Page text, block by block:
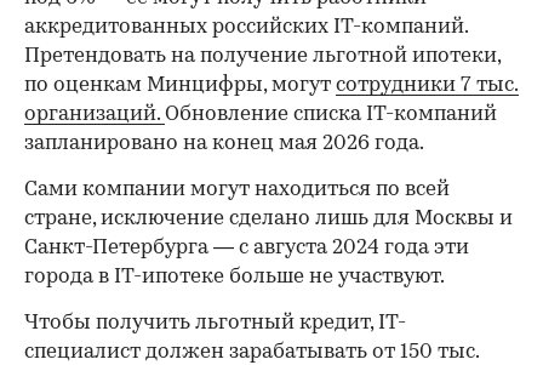
аккредитованных российских IT-компаний.
Претендовать на получение льготной ипотеки,
по оценкам Минцифры, могут сотрудники 7 тыс.
организаций. Обновление списка IT-компаний
запланировано на конец мая 2026 года.
Сами компании могут находиться по всей
стране, исключение сделано лишь для Москвы и
Санкт-Петербурга — с августа 2024 года эти
города в IT-ипотеке больше не участвуют.
Чтобы получить льготный кредит, IT-
специалист должен зарабатывать от 150 тыс.